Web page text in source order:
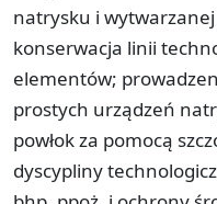
natrysku i wytwarzanej
konserwacja linii
elementów;
prostych urządzeń
powłok za pomocą
dyscypliny